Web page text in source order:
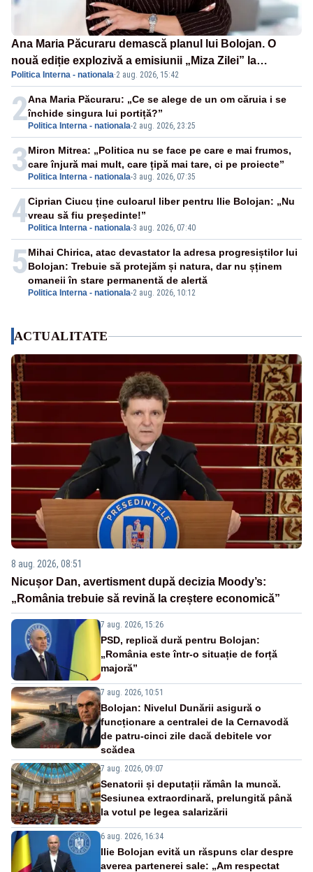
Ana Maria Păcuraru demască planul lui Bolojan. O
nouă ediție explozivă a emisiunii „Miza Zilei” la
Realitatea PLUS
Politica Interna - nationala·2 aug. 2026, 15:42
2 Politica Interna - nationala-2 aug. 2026, 23:25
Ana Maria Păcuraru: „Ce se alege de un om căruia i se
închide singura lui portiță?”
3 Politica Interna - nationala-3 aug. 2026, 07:35
Miron Mitrea: „Politica nu se face pe care e mai frumos,
care înjură mai mult, care țipă mai tare, ci pe proiecte”
4 Politica Interna - nationala-3 aug. 2026, 07:40
Ciprian Ciucu ține culoarul liber pentru Ilie Bolojan: „Nu
vreau să fiu președinte!”
5
Politica Interna - nationala-2 aug. 2026, 10:12
Mihai Chirica, atac devastator la adresa progresiștilor lui
Bolojan: Trebuie să protejăm și natura, dar nu șținem
omaneii în stare permanentă de alertă
ACTUALITATE
8 aug. 2026, 08:51
Nicușor Dan, avertisment după decizia Moody’s:
„România trebuie să revină la creștere economică”
7 aug. 2026, 15:26
PSD, replică dură pentru Bolojan:
„România este într-o situație de forță
majoră”
7 aug. 2026, 10:51
Bolojan: Nivelul Dunării asigură o
funcționare a centralei de la Cernavodă
de patru-cinci zile dacă debitele vor
scădea
7 aug. 2026, 09:07
Senatorii și deputații rămân la muncă.
Sesiunea extraordinară, prelungită până
la votul pe legea salarizării
6 aug. 2026, 16:34
Ilie Bolojan evită un răspuns clar despre
averea partenerei sale: „Am respectat